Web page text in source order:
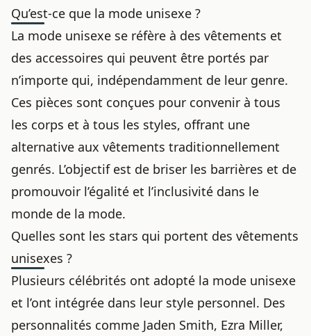
Qu’est-ce que la mode unisexe ?
La mode unisexe se réfère à des vêtements et
des accessoires qui peuvent être portés par
n’importe qui, indépendamment de leur genre.
Ces pièces sont conçues pour convenir à tous
les corps et à tous les styles, offrant une
alternative aux vêtements traditionnellement
genrés. L’objectif est de briser les barrières et de
promouvoir l’égalité et l’inclusivité dans le
monde de la mode.
Quelles sont les stars qui portent des vêtements
unisexes ?
Plusieurs célébrités ont adopté la mode unisexe
et l’ont intégrée dans leur style personnel. Des
personnalités comme Jaden Smith, Ezra Miller,